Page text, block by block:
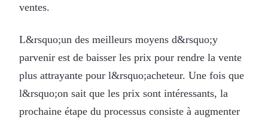
ventes.
L&rsquo;un des meilleurs moyens d&rsquo;y
parvenir est de baisser les prix pour rendre la vente
plus attrayante pour l&rsquo;acheteur. Une fois que
l&rsquo;on sait que les prix sont intéressants, la
prochaine étape du processus consiste à augmenter